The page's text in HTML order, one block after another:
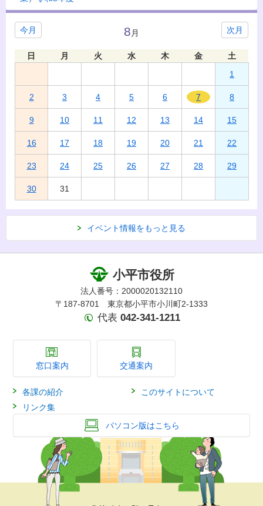
今月 次月
8 月
日 月 火 水 木 金
土
1
2 3 4 5 6 7 8
9 10 11 12 13 14 15
16 17 18 19 20 21 22
23 24 25 26 27 28 29
30 31
イベント情報をもっと見る
小平市役所
法人番号：2000020132110
〒187-8701 東京都小平市小川町2-1333
代表 042-341-1211
窓口案内 交通案内
各課の紹介
このサイトについて
リンク集
パソコン版はこちら